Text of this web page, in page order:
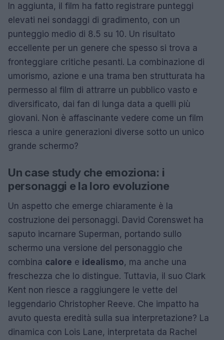
In aggiunta, il film ha fatto registrare punteggi
elevati nei sondaggi di gradimento, con un
punteggio medio di 8.5 su 10. Un risultato
eccellente per un genere che spesso si trova a
fronteggiare critiche pesanti. La combinazione di
umorismo, azione e una trama ben strutturata ha
permesso al film di attrarre un pubblico vasto e
diversificato, dai fan di lunga data a quelli più
giovani. Non è affascinante vedere come un film
riesca a unire generazioni diverse sotto un unico
grande schermo?
Un case study che emoziona: i
personaggi e la loro evoluzione
Un aspetto che emerge chiaramente è la
costruzione dei personaggi. David Corenswet ha
saputo incarnare Superman, portando sullo
schermo una versione del personaggio che
combina calore e idealismo, ma anche una
freschezza che lo distingue. Tuttavia, il suo Clark
Kent non riesce a raggiungere le vette del
leggendario Christopher Reeve. Che impatto ha
avuto questa eredità sulla sua interpretazione? La
dinamica con Lois Lane, interpretata da Rachel